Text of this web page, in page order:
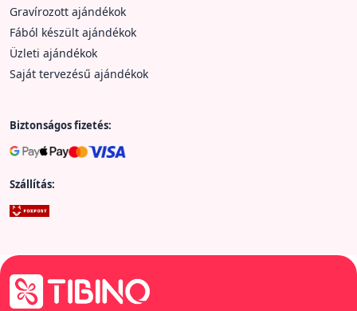
Gravírozott ajándékok
Fából készült ajándékok
Üzleti ajándékok
Saját tervezésű ajándékok
Biztonságos fizetés:
Szállítás: